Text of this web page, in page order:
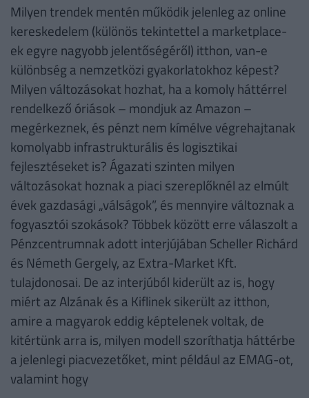
Milyen trendek mentén működik jelenleg az online
kereskedelem (különös tekintettel a marketplace-
ek egyre nagyobb jelentőségéről) itthon, van-e
különbség a nemzetközi gyakorlatokhoz képest?
Milyen változásokat hozhat, ha a komoly háttérrel
rendelkező óriások – mondjuk az Amazon –
megérkeznek, és pénzt nem kímélve végrehajtanak
komolyabb infrastrukturális és logisztikai
fejlesztéseket is? Ágazati szinten milyen
változásokat hoznak a piaci szereplőknél az elmúlt
évek gazdasági „válságok”, és mennyire változnak a
fogyasztói szokások? Többek között erre válaszolt a
Pénzcentrumnak adott interjújában Scheller Richárd
és Németh Gergely, az Extra-Market Kft.
tulajdonosai. De az interjúból kiderült az is, hogy
miért az Alzának és a Kiflinek sikerült az itthon,
amire a magyarok eddig képtelenek voltak, de
kitértünk arra is, milyen modell szoríthatja háttérbe
a jelenlegi piacvezetőket, mint például az EMAG-ot,
valamint hogy